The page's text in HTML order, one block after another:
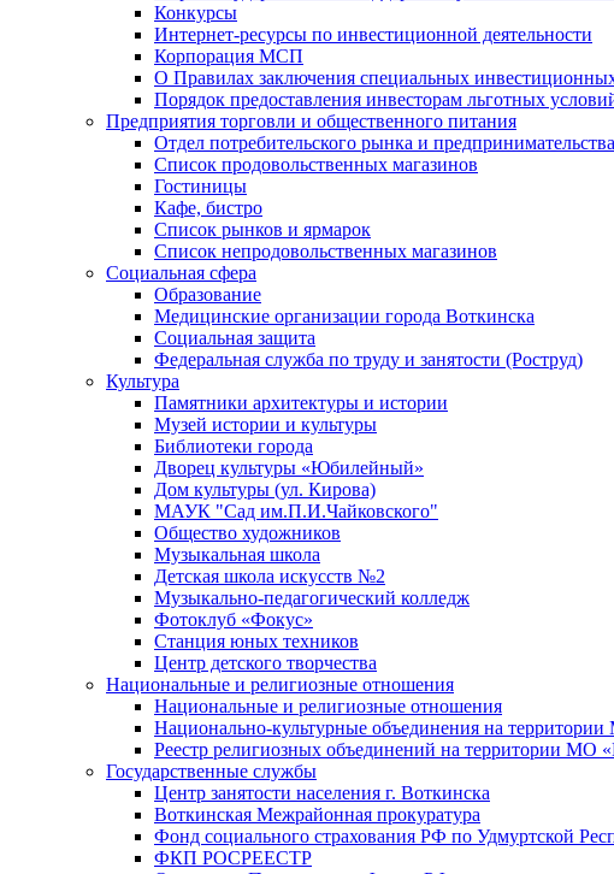
Конкурсы
Интернет-ресурсы по инвестиционной деятельности
Корпорация МСП
О Правилах заключения специальных
Порядок предоставления инвесторам льготных
Предприятия торговли и общественного питания
Отдел потребительского рынка и предпринимательства
Список продовольственных магазинов
Гостиницы
Кафе, бистро
Cписок рынков и ярмарок
Список непродовольственных магазинов
Социальная сфера
Образование
Медицинские организации города Воткинска
Социальная защита
Федеральная служба по труду и занятости (Роструд)
Культура
Памятники архитектуры и истории
Музей истории и культуры
Библиотеки города
Дворец культуры «Юбилейный»
Дом культуры (ул. Кирова)
МАУК "Сад им.П.И.Чайковского"
Общество художников
Музыкальная школа
Детская школа искусств №2
Музыкально-педагогический колледж
Фотоклуб «Фокус»
Станция юных техников
Центр детского творчества
Национальные и религиозные отношения
Национальные и религиозные отношения
Национально-культурные объединения на
Реестр религиозных объединений на территории МО
Государственные службы
Центр занятости населения г. Воткинска
Воткинская Межрайонная прокуратура
Фонд социального страхования РФ по Удмуртской
ФКП РОСРЕЕСТР